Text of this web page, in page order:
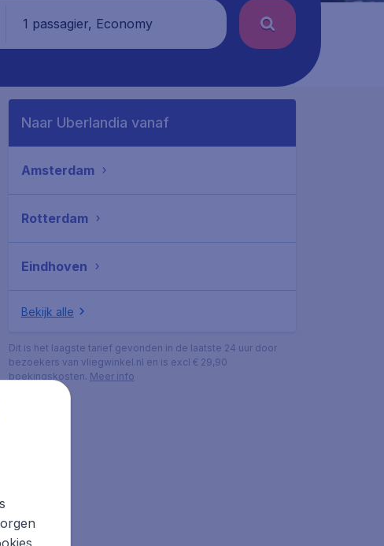
1 passagier, Economy
Naar Uberlandia vanaf
Amsterdam
Rotterdam
Eindhoven
Bekijk alle
Dit is het laagste tarief gevonden in de laatste 24 uur door
bezoekers van vliegwinkel.nl en is excl € 29,90
boekingskosten. Meer info